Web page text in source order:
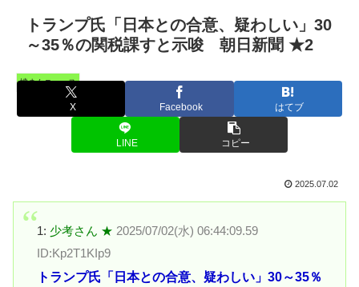
トランプ氏「日本との合意、疑わしい」30
～35％の関税課すと示唆 朝日新聞 ★2
憤まんニュース
X Facebook はてブ
LINE コピー
2025.07.02
1: 少考さん ★ 2025/07/02(水) 06:44:09.59
ID:Kp2T1KIp9
トランプ氏「日本との合意、疑わしい」30～35％